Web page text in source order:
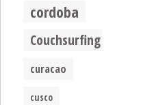
cordoba
Couchsurfing
curacao
cusco